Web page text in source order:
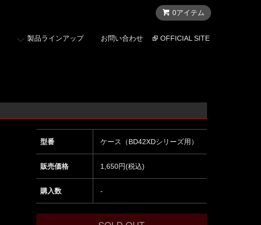
0アイテム
製品ラインアップ お問い合わせ OFFICIAL SITE
型番 ケース（BD42XDシリーズ用）
販売価格 1,650円(税込)
購入数 -